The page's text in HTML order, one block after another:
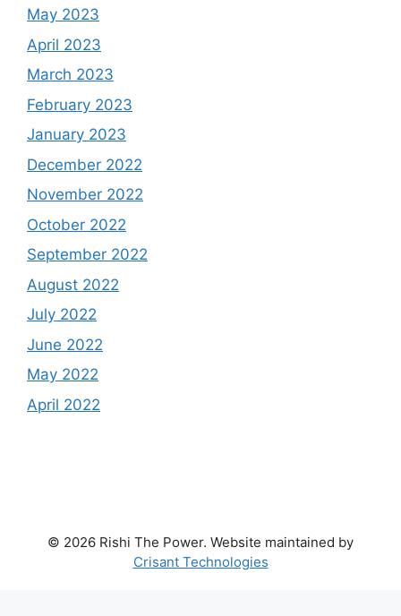
May 2023
April 2023
March 2023
February 2023
January 2023
December 2022
November 2022
October 2022
September 2022
August 2022
July 2022
June 2022
May 2022
April 2022
© 2026 Rishi The Power. Website maintained by
Crisant Technologies